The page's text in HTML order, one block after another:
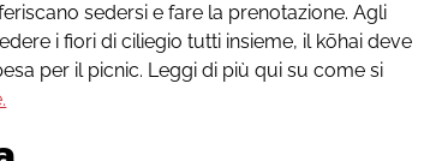
sedersi e fare la prenotazione. Agli
i fiori di ciliegio tutti insieme, il kōhai deve
per il picnic. Leggi di più qui su come si